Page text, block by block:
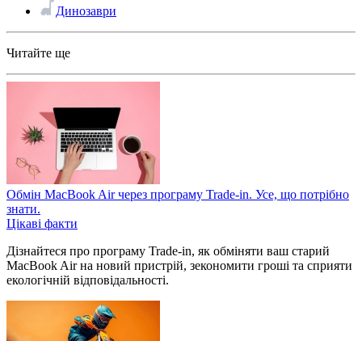
Динозаври
Читайте ще
Обмін MacBook Air через програму Trade-in. Усе, що потрібно
знати.
Цікаві факти
Дізнайтеся про програму Trade-in, як обміняти ваш старий
MacBook Air на новий пристрій, зекономити гроші та сприяти
екологічній відповідальності.